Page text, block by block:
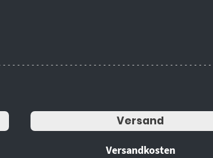
Versand
Versandkosten